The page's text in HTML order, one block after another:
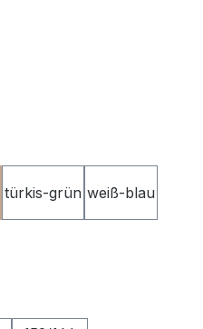
türkis-grün weiß-blau